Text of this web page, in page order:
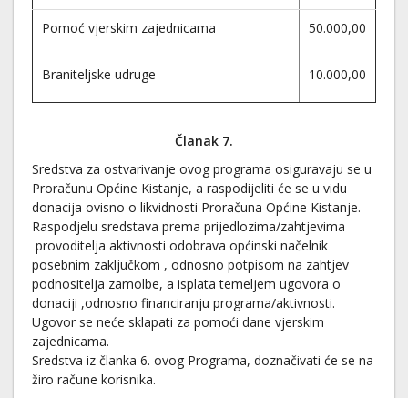
Pomoć vjerskim zajednicama 50.000,00
Braniteljske udruge 10.000,00
Članak 7.
Sredstva za ostvarivanje ovog programa osiguravaju se u
Proračunu Općine Kistanje, a raspodijeliti će se u vidu
donacija ovisno o likvidnosti Proračuna Općine Kistanje.
Raspodjelu sredstava prema prijedlozima/zahtjevima
provoditelja aktivnosti odobrava općinski načelnik
posebnim zaključkom , odnosno potpisom na zahtjev
podnositelja zamolbe, a isplata temeljem ugovora o
donaciji ,odnosno financiranju programa/aktivnosti.
Ugovor se neće sklapati za pomoći dane vjerskim
zajednicama.
Sredstva iz članka 6. ovog Programa, doznačivati će se na
žiro račune korisnika.